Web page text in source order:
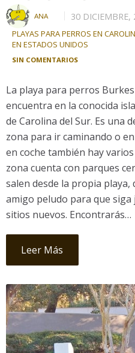
ANA 30 DICIEMBRE,
PLAYAS PARA PERROS EN
EN ESTADOS UNIDOS
SIN COMENTARIOS
La playa para perros
encuentra en la conocida
de Carolina del Sur. Es una
zona para ir caminando o
en coche también hay
zona cuenta con parques
salen desde la propia
amigo peludo para que
sitios nuevos. Encontrarás…
Leer Más